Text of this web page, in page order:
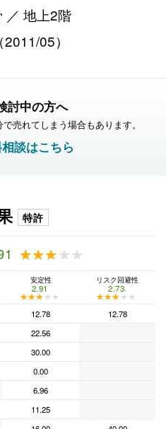
／ 地上2階
05）
討中の方へ
売れてしまう場合もあります。
談はこちら
特許
★★★★★
★★★★★
安定性
2.91
★★★★★
★★★★★
リスク回避性
2.73
★★★★★
★★★★★
12.78
12.78
22.56
30.00
0.00
6.96
11.25